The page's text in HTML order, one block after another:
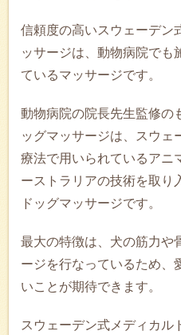
信頼度の高いスウェーデン
ッサージは、動物病院でも
ているマッサージです。
動物病院の院長先生監修の
ッグマッサージは、スウェ
療法で用いられているアニ
ーストラリアの技術を取り
ドッグマッサージです。
最大の特徴は、犬の筋力や
ージを行なっているため、
いことが期待できます。
スウェーデン式メディカル